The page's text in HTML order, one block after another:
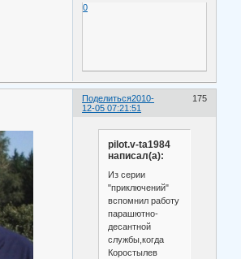
0
Поделиться 175
2010-
12-05 07:21:51
pilot.v-ta1984
написал(а):
Из серии
"приключений"
вспомнил работу
парашютно-
десантной
службы,когда
Коростылев